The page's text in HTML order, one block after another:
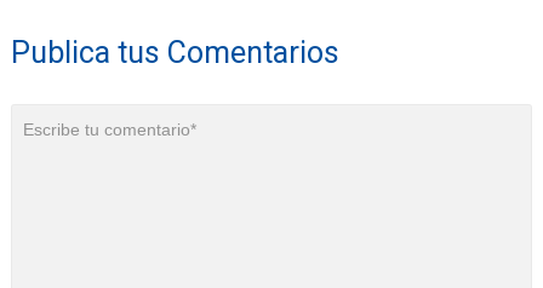
Publica tus Comentarios